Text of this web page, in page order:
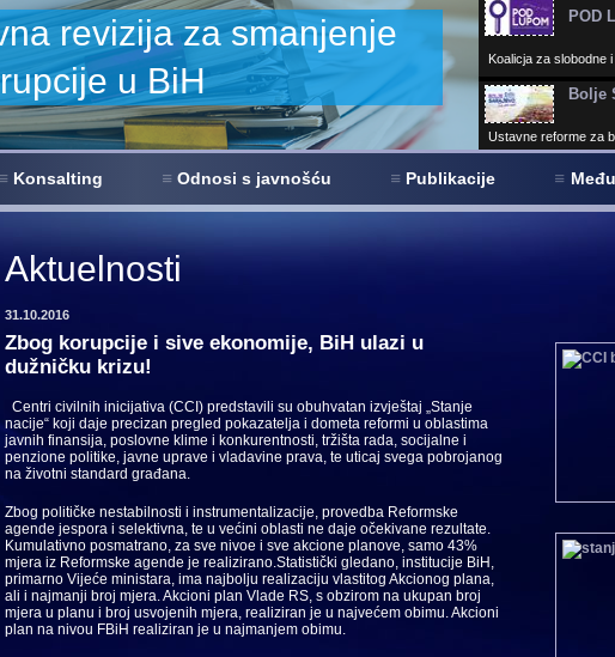
Bolje
Ustavne reforme za
Sarajevo
680+ virtuelnih
Konsalting Odnosi s javnošću Publikacije
Aktuelnosti
31.10.2016
Zbog korupcije i sive ekonomije, BiH ulazi u
dužničku krizu!
Centri civilnih inicijativa (CCI) predstavili su obuhvatan izvještaj „Stanje
nacije“ koji daje precizan pregled pokazatelja i dometa reformi u oblastima
javnih finansija, poslovne klime i konkurentnosti, tržišta rada, socijalne i
penzione politike, javne uprave i vladavine prava, te uticaj svega pobrojanog
na životni standard građana.
Zbog političke nestabilnosti i instrumentalizacije, provedba Reformske
agende jespora i selektivna, te u većini oblasti ne daje očekivane rezultate.
Kumulativno posmatrano, za sve nivoe i sve akcione planove, samo 43%
mjera iz Reformske agende je realizirano.Statistički gledano, institucije BiH,
primarno Vijeće ministara, ima najbolju realizaciju vlastitog Akcionog plana,
ali i najmanji broj mjera. Akcioni plan Vlade RS, s obzirom na ukupan broj
mjera u planu i broj usvojenih mjera, realiziran je u najvećem obimu. Akcioni
plan na nivou FBiH realiziran je u najmanjem obimu.